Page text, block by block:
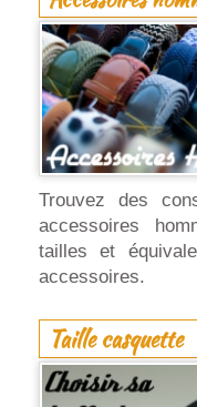
Trouvez des
accessoires
tailles et
accessoires.
Taille casquette